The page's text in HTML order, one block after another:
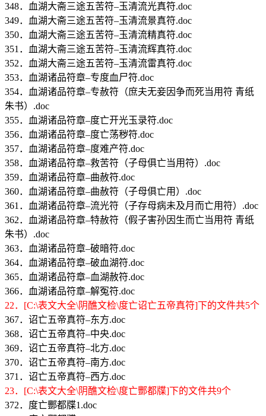
348．血湖大斋三途五苦符–玉清流光真符.doc
349．血湖大斋三途五苦符–玉清流景真符.doc
350．血湖大斋三途五苦符–玉清流精真符.doc
351．血湖大斋三途五苦符–玉清流辉真符.doc
352．血湖大斋三途五苦符–玉清流雷真符.doc
353．血湖诸品符章–专度血尸符.doc
354．血湖诸品符章–专赦符（庶夫无妾因争而死当用符 青纸
朱书）.doc
355．血湖诸品符章–度亡开光玉录符.doc
356．血湖诸品符章–度亡荡秽符.doc
357．血湖诸品符章–度难产符.doc
358．血湖诸品符章–救苦符（子母俱亡当用符）.doc
359．血湖诸品符章–曲赦符.doc
360．血湖诸品符章–曲赦符（子母俱亡用）.doc
361．血湖诸品符章–流光符（子存母病未及月而亡用符）.doc
362．血湖诸品符章–特赦符（假子害孙因生而亡当用符 青纸
朱书）.doc
363．血湖诸品符章–破暗符.doc
364．血湖诸品符章–破血湖符.doc
365．血湖诸品符章–血湖赦符.doc
366．血湖诸品符章–解冤符.doc
22．[C:\表文大全\阴醮文检\度亡诏亡五帝真符]下的文件共5个
367．诏亡五帝真符–东方.doc
368．诏亡五帝真符–中央.doc
369．诏亡五帝真符–北方.doc
370．诏亡五帝真符–南方.doc
371．诏亡五帝真符–西方.doc
23．[C:\表文大全\阴醮文检\度亡酆都牒]下的文件共9个
372．度亡酆都牒1.doc